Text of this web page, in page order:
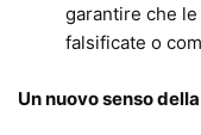
garantire che
falsificate o
Un nuovo senso